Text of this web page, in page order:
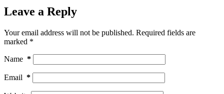
Leave a Reply
Your email address will not be published. Required fields are
marked *
Name *
Email *